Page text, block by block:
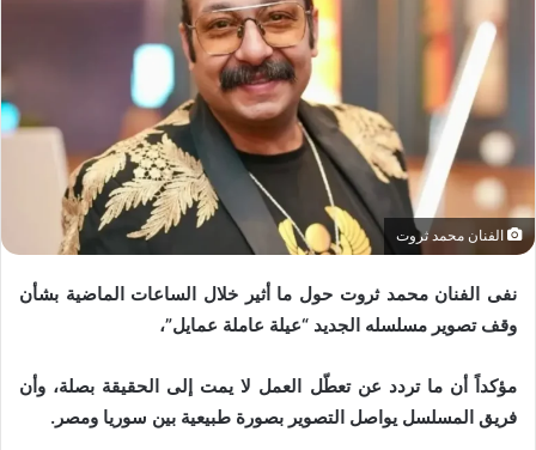
الفنان محمد ثروت
نفى الفنان محمد ثروت حول ما أثير خلال الساعات الماضية بشأن
وقف تصوير مسلسله الجديد “عيلة عاملة عمايل”،
مؤكداً أن ما تردد عن تعطّل العمل لا يمت إلى الحقيقة بصلة، وأن
فريق المسلسل يواصل التصوير بصورة طبيعية بين سوريا ومصر.